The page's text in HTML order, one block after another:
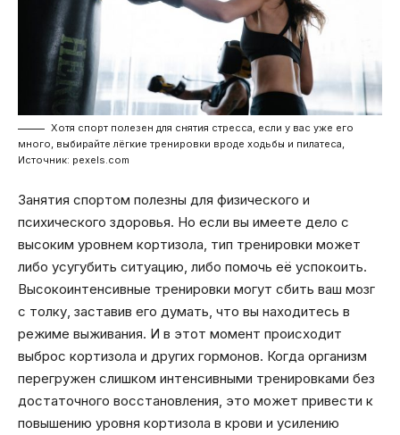
Хотя спорт полезен для снятия стресса, если у вас уже его
много, выбирайте лёгкие тренировки вроде ходьбы и пилатеса,
Источник: pexels.com
Занятия спортом полезны для физического и
психического здоровья. Но если вы имеете дело с
высоким уровнем кортизола, тип тренировки может
либо усугубить ситуацию, либо помочь её успокоить.
Высокоинтенсивные тренировки могут сбить ваш мозг
с толку, заставив его думать, что вы находитесь в
режиме выживания. И в этот момент происходит
выброс кортизола и других гормонов. Когда организм
перегружен слишком интенсивными тренировками без
достаточного восстановления, это может привести к
повышению уровня кортизола в крови и усилению